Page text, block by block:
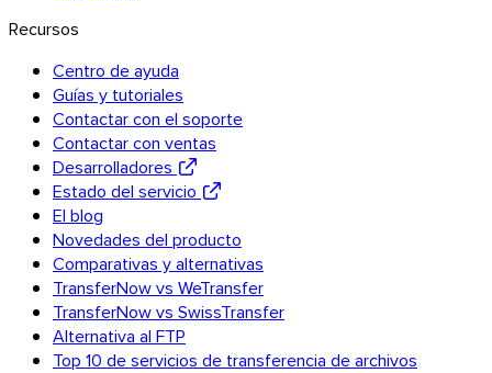
Recursos
Centro de ayuda
Guías y tutoriales
Contactar con el soporte
Contactar con ventas
Desarrolladores
Estado del servicio
El blog
Novedades del producto
Comparativas y alternativas
TransferNow vs WeTransfer
TransferNow vs SwissTransfer
Alternativa al FTP
Top 10 de servicios de transferencia de archivos